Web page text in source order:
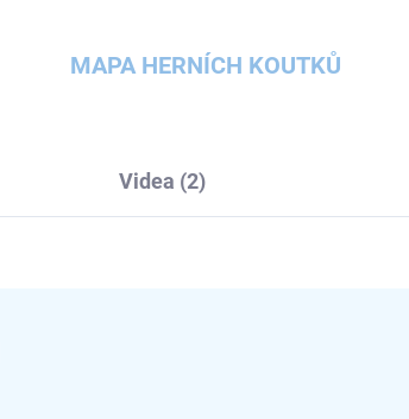
MAPA HERNÍCH KOUTKŮ
Videa (2)